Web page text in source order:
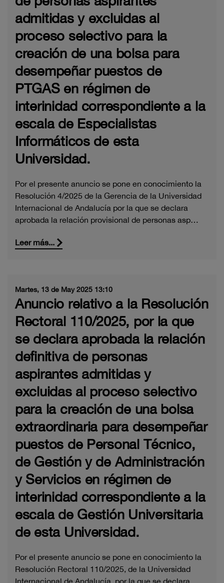
admitidas y excluidas al
proceso selectivo para la
creación de una bolsa para
desempeñar puestos de
PTGAS en régimen de
interinidad correspondiente a la
escala de Especialistas
Informáticos de esta
Universidad.
Por el presente anuncio se pone en conocimiento la
Resolución 4/2025 de la Gerencia de la Universidad
Internacional de Andalucía por la que se declara
aprobada la relación provisional de personas asp…
Leer más...
Martes, 13 de May 2025 13:10
Anuncio relativo a la Resolución
Rectoral 110/2025, por la que
se declara aprobada la relación
definitiva de personas
aspirantes admitidas y
excluidas al proceso selectivo
para la creación de una bolsa
extraordinaria para desempeñar
puestos de Personal Técnico,
de Gestión y de Administración
y Servicios en régimen de
interinidad correspondiente a la
escala de Gestión Universitaria
de esta Universidad.
Por el presente anuncio se pone en conocimiento la
Resolución Rectoral 110/2025, de la Universidad
Internacional de Andalucía, por la que se declara